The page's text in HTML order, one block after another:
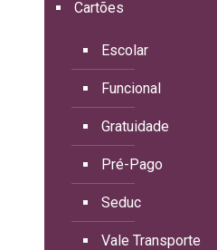
Cartões
Escolar
Funcional
Gratuidade
Pré-Pago
Seduc
Vale Transporte